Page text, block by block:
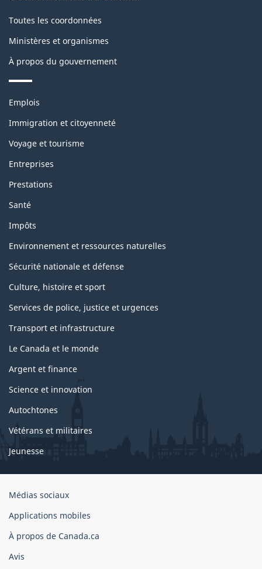
de
ce
Toutes les coordonnées
Ministères et organismes
À propos du gouvernement
Thèmes
sujets
Emplois
Immigration et citoyenneté
Voyage et tourisme
Entreprises
Prestations
Santé
Impôts
Environnement et ressources naturelles
Sécurité nationale et défense
Culture, histoire et sport
Services de police, justice et urgences
Transport et infrastructure
Le Canada et le monde
Argent et finance
Science et innovation
Autochtones
Vétérans et militaires
Jeunesse
Organisation
gouvernement
du
Canada
Médias sociaux
Applications mobiles
À propos de Canada.ca
Avis